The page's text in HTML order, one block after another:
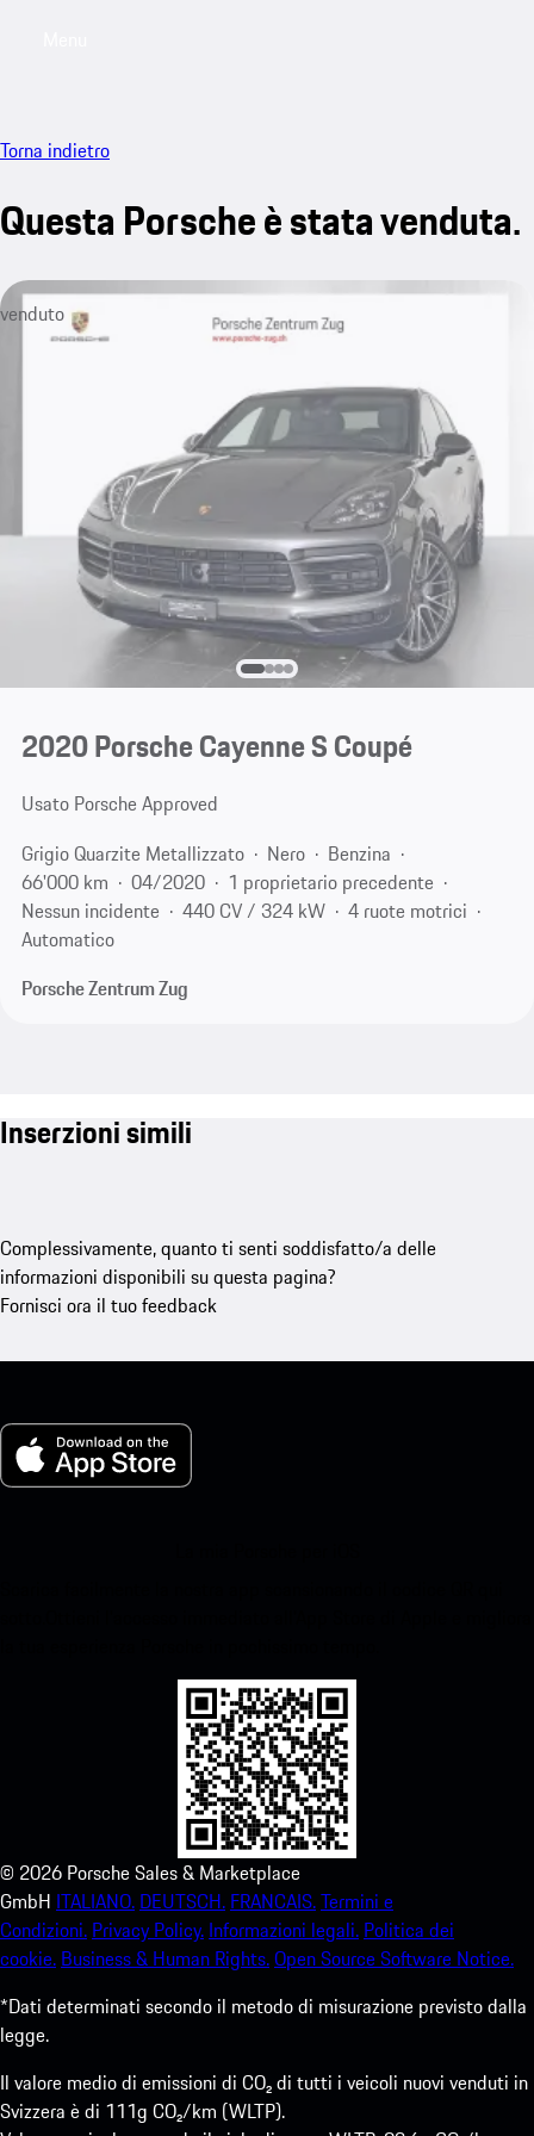
Torna indietro
Questa Porsche è stata venduta.
venduto
2020 Porsche Cayenne S Coupé
Usato Porsche Approved
Grigio Quarzite Metallizzato
Nero
Benzina
66'000 km
04/2020
1 proprietario precedente
Nessun incidente
440 CV / 324 kW
4 ruote motrici
Automatico
Porsche Zentrum Zug
Inserzioni simili
Complessivamente, quanto ti senti soddisfatto/a delle
informazioni disponibili su questa pagina?
Fornisci ora il tuo feedback
© 2026 Porsche Sales & Marketplace
GmbH ITALIANO. DEUTSCH. FRANCAIS.Termini e
Condizioni. Privacy Policy. Informazioni legali. Politica dei
cookie. Business & Human Rights.Open Source Software Notice.
*Dati determinati secondo il metodo di misurazione previsto dalla
legge.
Il valore medio di emissioni di CO₂ di tutti i veicoli nuovi venduti in
Svizzera è di 111g CO₂/km (WLTP).